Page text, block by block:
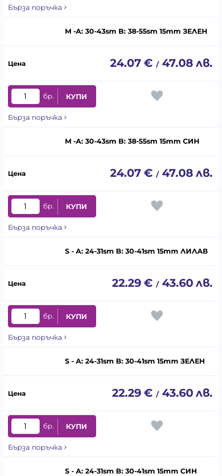
Бърза поръчка
M -A: 30-43sm B: 38-55sm 15mm ЗЕЛЕН
24.07€ / 47.08 лв.
бр. КУПИ
Бърза поръчка
M -A: 30-43sm B: 38-55sm 15mm СИН
24.07€ / 47.08 лв.
бр. КУПИ
Бърза поръчка
S - A: 24-31sm B: 30-41sm 15mm ЛИЛАВ
22.29€ / 43.60лв.
бр. КУПИ
Бърза поръчка
S - A: 24-31sm B: 30-41sm 15mm ЗЕЛЕН
22.29€ / 43.60лв.
бр. КУПИ
Бърза поръчка
S - A: 24-31sm B: 30-41sm 15mm СИН